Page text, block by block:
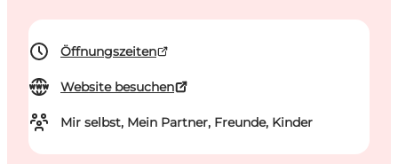
Öffnungszeiten
Website besuchen
Mir selbst, Mein Partner, Freunde, Kinder